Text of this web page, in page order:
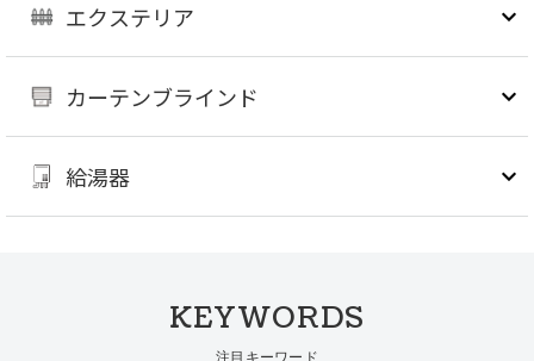
エクステリア
カーテンブラインド
給湯器
KEYWORDS